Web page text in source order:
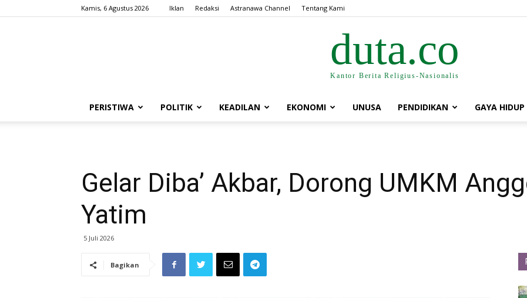
Kamis, 6 Agustus 2026 Iklan Redaksi Astranawa Channel Tentang Kami
duta.co
Kantor Berita Religius-Nasionalis
PERISTIWA POLITIK KEADILAN EKONOMI UNUSA PENDIDIKAN GAYA HIDUP
Gelar Diba’ Akbar, Dorong UMKM
Yatim
5 Juli 2026
Bagikan